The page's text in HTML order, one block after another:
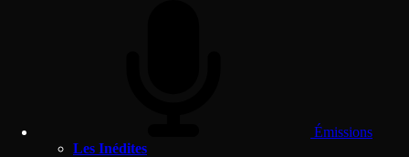
Émissions
Les Inédites